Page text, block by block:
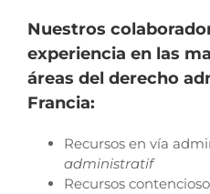
Nuestros
experiencia en las
áreas del derecho
Francia:
Recursos en vía
administratif
Recursos